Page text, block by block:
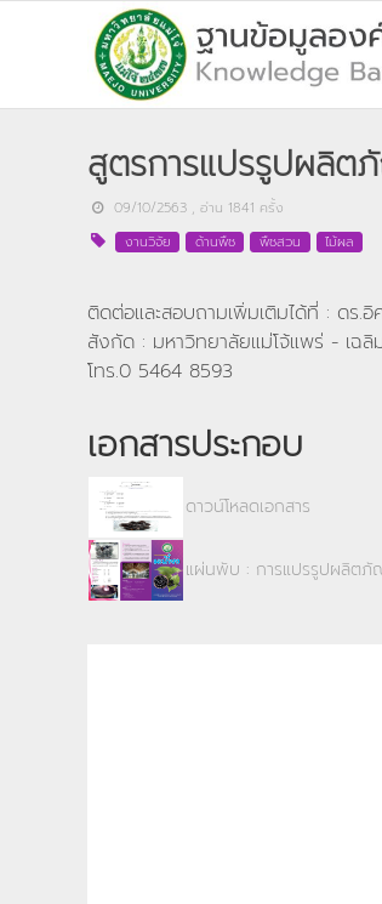
สูตรการแปรรูปผลิต
09/10/2563 , อ่าน 1841 ครั้ง
งานวิจัย
ด้านพืช พืชสวน ไม้ผล
ติดต่อและสอบถามเพิ่มเติมได้ที่ : ดร.
สังกัด : มหาวิทยาลัยแม่โจ้แพร่ - เฉลิ
โทร.0 5464 8593
เอกสารประกอบ
ดาวน์โหลดเอกสาร
แผ่นพับ : การแปรรูปผลิตภั